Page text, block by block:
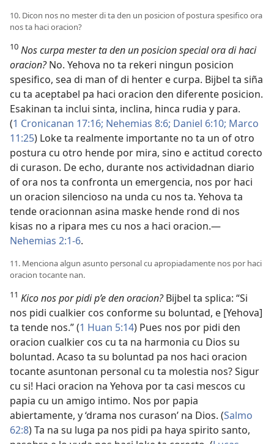
10. Dicon nos no mester di ta den un posicion of postura spesifico ora
nos ta haci oracion?
10 Nos curpa mester ta den un posicion special ora di haci
oracion?No. Yehova no ta rekeri ningun posicion
spesifico, sea di man of di henter e curpa. Bijbel ta siña
cu ta aceptabel pa haci oracion den diferente posicion.
Esakinan ta inclui sinta, inclina, hinca rudia y para.
(1 Cronicanan 17:16; Nehemias 8:6; Daniel 6:10; Marco
11:25) Loke ta realmente importante no ta un of otro
postura cu otro hende por mira, sino e actitud corecto
di curason. De echo, durante nos actividadnan diario
of ora nos ta confronta un emergencia, nos por haci
un oracion silencioso na unda cu nos ta. Yehova ta
tende oracionnan asina maske hende rond di nos
kisas no a ripara mes cu nos a haci oracion.—
Nehemias 2:1-6.
11. Menciona algun asunto personal cu apropiadamente nos por haci
oracion tocante nan.
11 Kico nos por pidi p’e den oracion?Bijbel ta splica: “Si
nos pidi cualkier cos conforme su boluntad, e [Yehova]
ta tende nos.” (1 Huan 5:14) Pues nos por pidi den
oracion cualkier cos cu ta na harmonia cu Dios su
boluntad. Acaso ta su boluntad pa nos haci oracion
tocante asuntonan personal cu ta molestia nos? Sigur
cu si! Haci oracion na Yehova por ta casi mescos cu
papia cu un amigo intimo. Nos por papia
abiertamente, y ‘drama nos curason’ na Dios. (Salmo
62:8) Ta na su luga pa nos pidi pa haya spirito santo,